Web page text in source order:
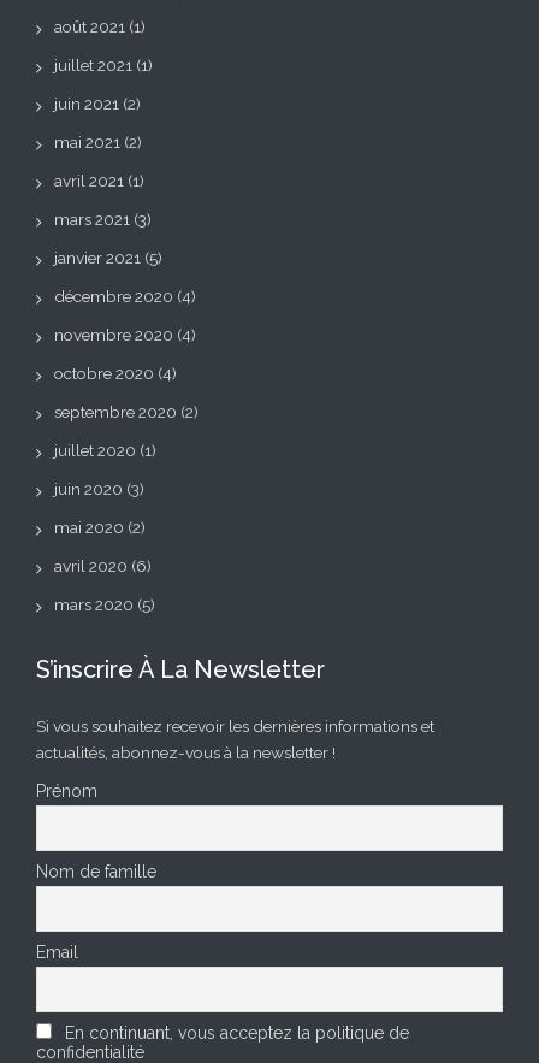
août 2021 (1)
juillet 2021 (1)
juin 2021 (2)
mai 2021 (2)
avril 2021 (1)
mars 2021 (3)
janvier 2021 (5)
décembre 2020 (4)
novembre 2020 (4)
octobre 2020 (4)
septembre 2020 (2)
juillet 2020 (1)
juin 2020 (3)
mai 2020 (2)
avril 2020 (6)
mars 2020 (5)
S’inscrire À La Newsletter
Si vous souhaitez recevoir les dernières informations et
actualités, abonnez-vous à la newsletter !
Prénom
Nom de famille
Email
En continuant, vous acceptez la politique de
confidentialité